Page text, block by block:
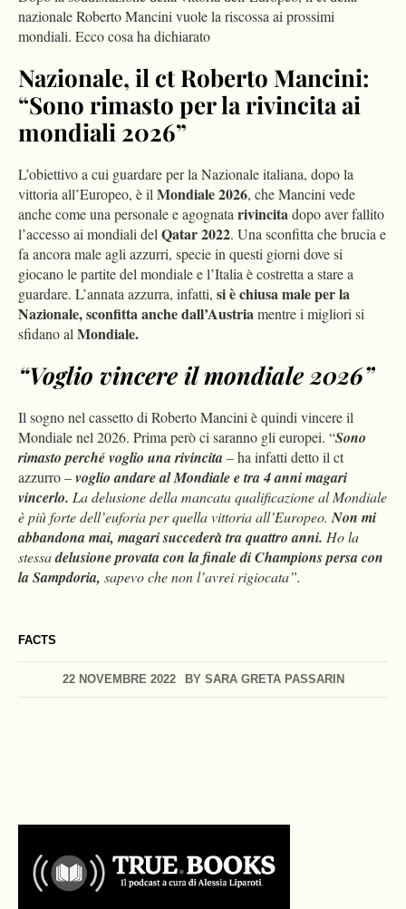
FACTS
22 NOVEMBRE 2022 BY SARA GRETA PASSARIN
nazionale Roberto Mancini vuole la riscossa ai prossimi
mondiali. Ecco cosa ha dichiarato
Nazionale, il ct Roberto Mancini:
“Sono rimasto per la rivincita ai
mondiali 2026”
L’obiettivo a cui guardare per la Nazionale italiana, dopo la
vittoria all’Europeo, è ilMondiale 2026, che Mancini vede
anche come una personale e agognatarivincitadopo aver fallito
l’accesso ai mondiali delQatar 2022. Una sconfitta che brucia e
fa ancora male agli azzurri, specie in questi giorni dove si
giocano le partite del mondiale e l’Italia è costretta a stare a
guardare. L’annata azzurra, infatti, si è chiusa male per la
Nazionale,sconfitta anche dall’Austriamentre i migliori si
sfidano alMondiale.
“Voglio vincere il mondiale 2026”
Il sogno nel cassetto di Roberto Mancini è quindi vincere il
Mondiale nel 2026. Prima però ci saranno gli europei. “Sono
rimasto perché voglio una rivincita– ha infatti detto il ct
azzurro –voglio andare al Mondiale e tra 4 anni magari
vincerlo. La delusione della mancata qualificazione al Mondiale
è più forte dell’euforia per quella vittoria all’Europeo.Non mi
abbandona mai, magari succederà tra quattro anni. Ho la
stessadelusione provata con la finale di Champions persa con
la Sampdoria, sapevo che non l’avrei rigiocata”.